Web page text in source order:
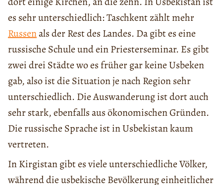
es sehr unterschiedlich: Taschkent zählt mehr
Russenals der Rest des Landes. Da gibt es eine
russische Schule und ein Priesterseminar. Es gibt
zwei drei Städte wo es früher gar keine Usbeken
gab, also ist die Situation je nach Region sehr
unterschiedlich. Die Auswanderung ist dort auch
sehr stark, ebenfalls aus ökonomischen Gründen.
Die russische Sprache ist in Usbekistan kaum
vertreten.
In Kirgistan gibt es viele unterschiedliche Völker,
während die usbekische Bevölkerung einheitlicher